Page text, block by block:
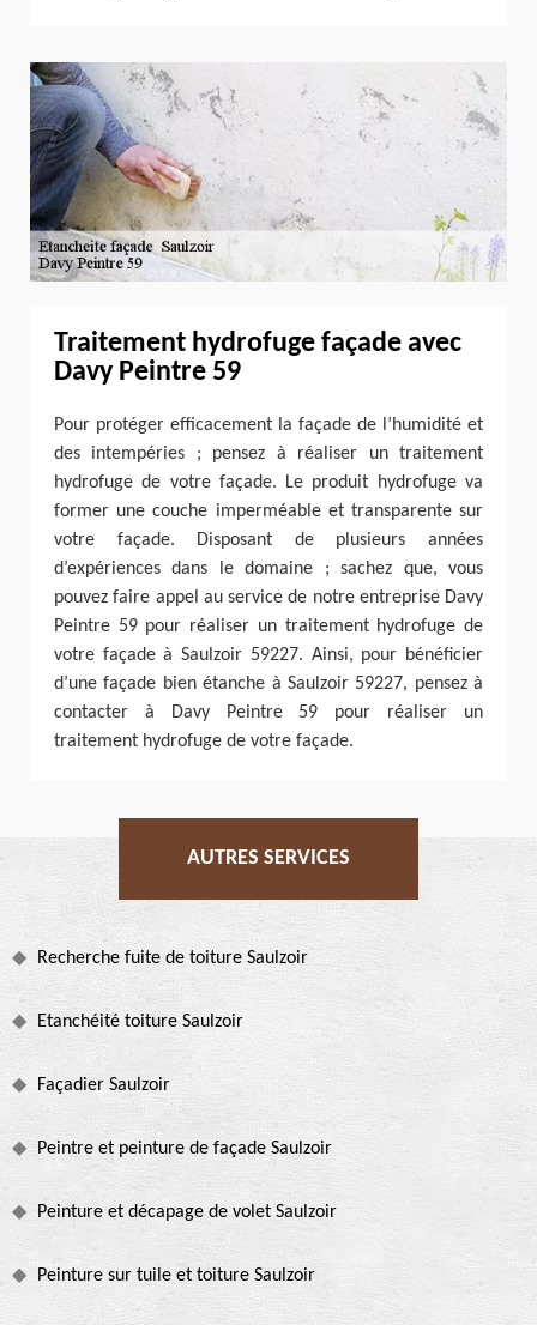
Traitement hydrofuge façade avec
Davy Peintre 59
Pour protéger efficacement la façade de l’humidité et
des intempéries ; pensez à réaliser un traitement
hydrofuge de votre façade. Le produit hydrofuge va
former une couche imperméable et transparente sur
votre façade. Disposant de plusieurs années
d’expériences dans le domaine ; sachez que, vous
pouvez faire appel au service de notre entreprise Davy
Peintre 59 pour réaliser un traitement hydrofuge de
votre façade à Saulzoir 59227. Ainsi, pour bénéficier
d’une façade bien étanche à Saulzoir 59227, pensez à
contacter à Davy Peintre 59 pour réaliser un
traitement hydrofuge de votre façade.
AUTRES SERVICES
Recherche fuite de toiture Saulzoir
Etanchéité toiture Saulzoir
Façadier Saulzoir
Peintre et peinture de façade Saulzoir
Peinture et décapage de volet Saulzoir
Peinture sur tuile et toiture Saulzoir